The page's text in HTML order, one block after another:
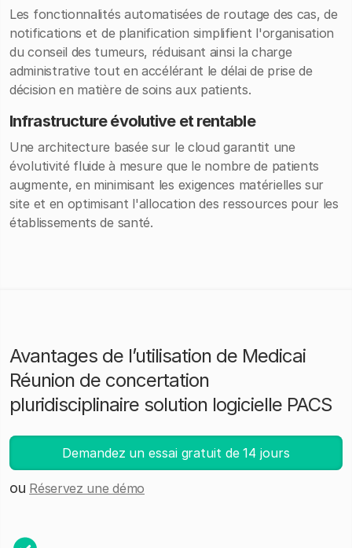
Les fonctionnalités automatisées de routage des cas, de
notifications et de planification simplifient l'organisation
du conseil des tumeurs, réduisant ainsi la charge
administrative tout en accélérant le délai de prise de
décision en matière de soins aux patients.
Infrastructure évolutive et rentable
Une architecture basée sur le cloud garantit une
évolutivité fluide à mesure que le nombre de patients
augmente, en minimisant les exigences matérielles sur
site et en optimisant l'allocation des ressources pour les
établissements de santé.
Avantages de l’utilisation de Medicai
Réunion de concertation
pluridisciplinaire solution logicielle PACS
Demandez un essai gratuit de 14 jours
ou Réservez une démo